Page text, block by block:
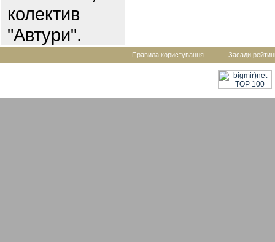
колектив
"Автури".
Правила користування Засади